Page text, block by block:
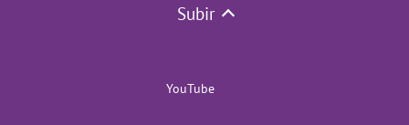
Subir
YouTube